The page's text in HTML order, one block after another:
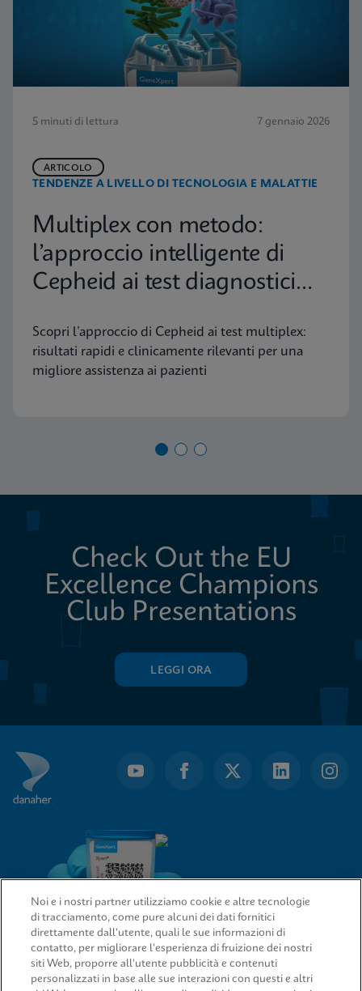
5 minuti di lettura 7 gennaio 2026
TENDENZE A LIVELLO DI TECNOLOGIA E MALATTIE
ARTICOLO
Multiplex con metodo:
l’approccio intelligente di
Cepheid ai test diagnostici
Scopri l’approccio di Cepheid ai test multiplex:
risultati rapidi e clinicamente rilevanti per una
migliore assistenza ai pazienti
Check Out the EU
Excellence Champions
Club Presentations
LEGGI ORA
LINK RAPIDI
Noi e i nostri partner utilizziamo cookie e altre tecnologie
di tracciamento, come pure alcuni dei dati fornitici
direttamente dall'utente, quali le sue informazioni di
contatto, per migliorare l'esperienza di fruizione dei nostri
siti Web, proporre all'utente pubblicità e contenuti
personalizzati in base alle sue interazioni con questi e altri